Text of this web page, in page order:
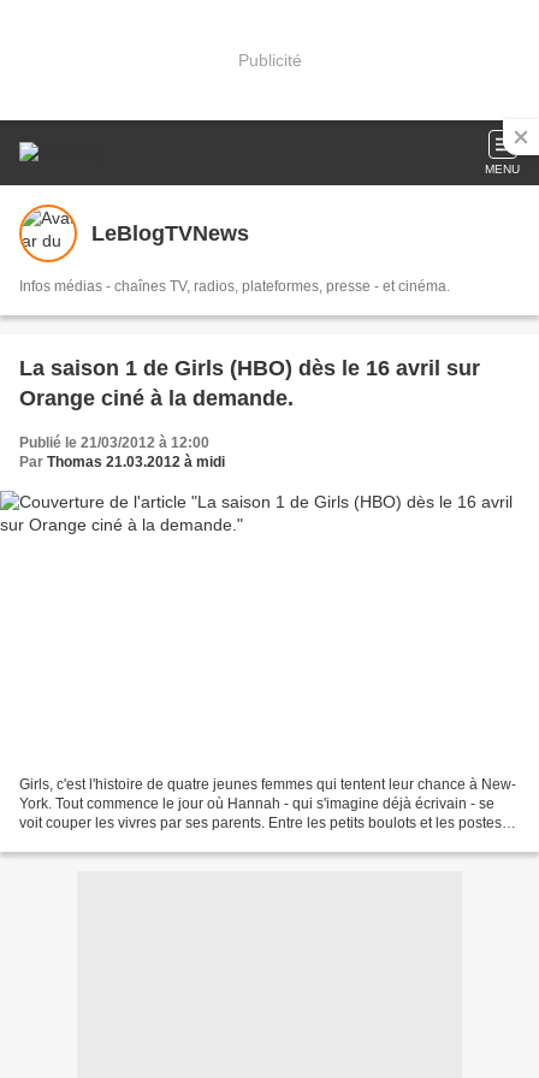
Publicité
MENU
LeBlogTVNews
Infos médias - chaînes TV, radios, plateformes, presse - et cinéma.
La saison 1 de Girls (HBO) dès le 16 avril sur
Orange ciné à la demande.
Publié le 21/03/2012 à 12:00
Par Thomas 21.03.2012 à midi
Girls, c'est l'histoire de quatre jeunes femmes qui tentent leur chance à New-
York. Tout commence le jour où Hannah - qui s'imagine déjà écrivain - se
voit couper les vivres par ses parents. Entre les petits boulots et les postes